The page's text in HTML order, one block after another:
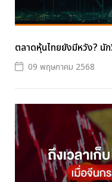
ตลาดหุ้นไทยยังมีหวัง? นั
09 พฤษภาคม 2568